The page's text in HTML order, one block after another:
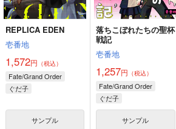
REPLICA EDEN
壱番地
1,572円 （税込）
Fate/Grand Order
ぐだ子
遠坂凛
サンプル
落ちこぼれたちの聖杯
戦記
壱番地
1,257円 （税込）
Fate/Grand Order
ぐだ子
ウェイバー・ベルベット
ギルガメッシュ
サンプル